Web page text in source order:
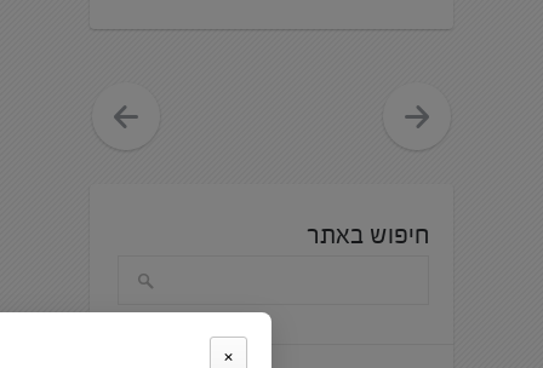
חיפוש באתר
×